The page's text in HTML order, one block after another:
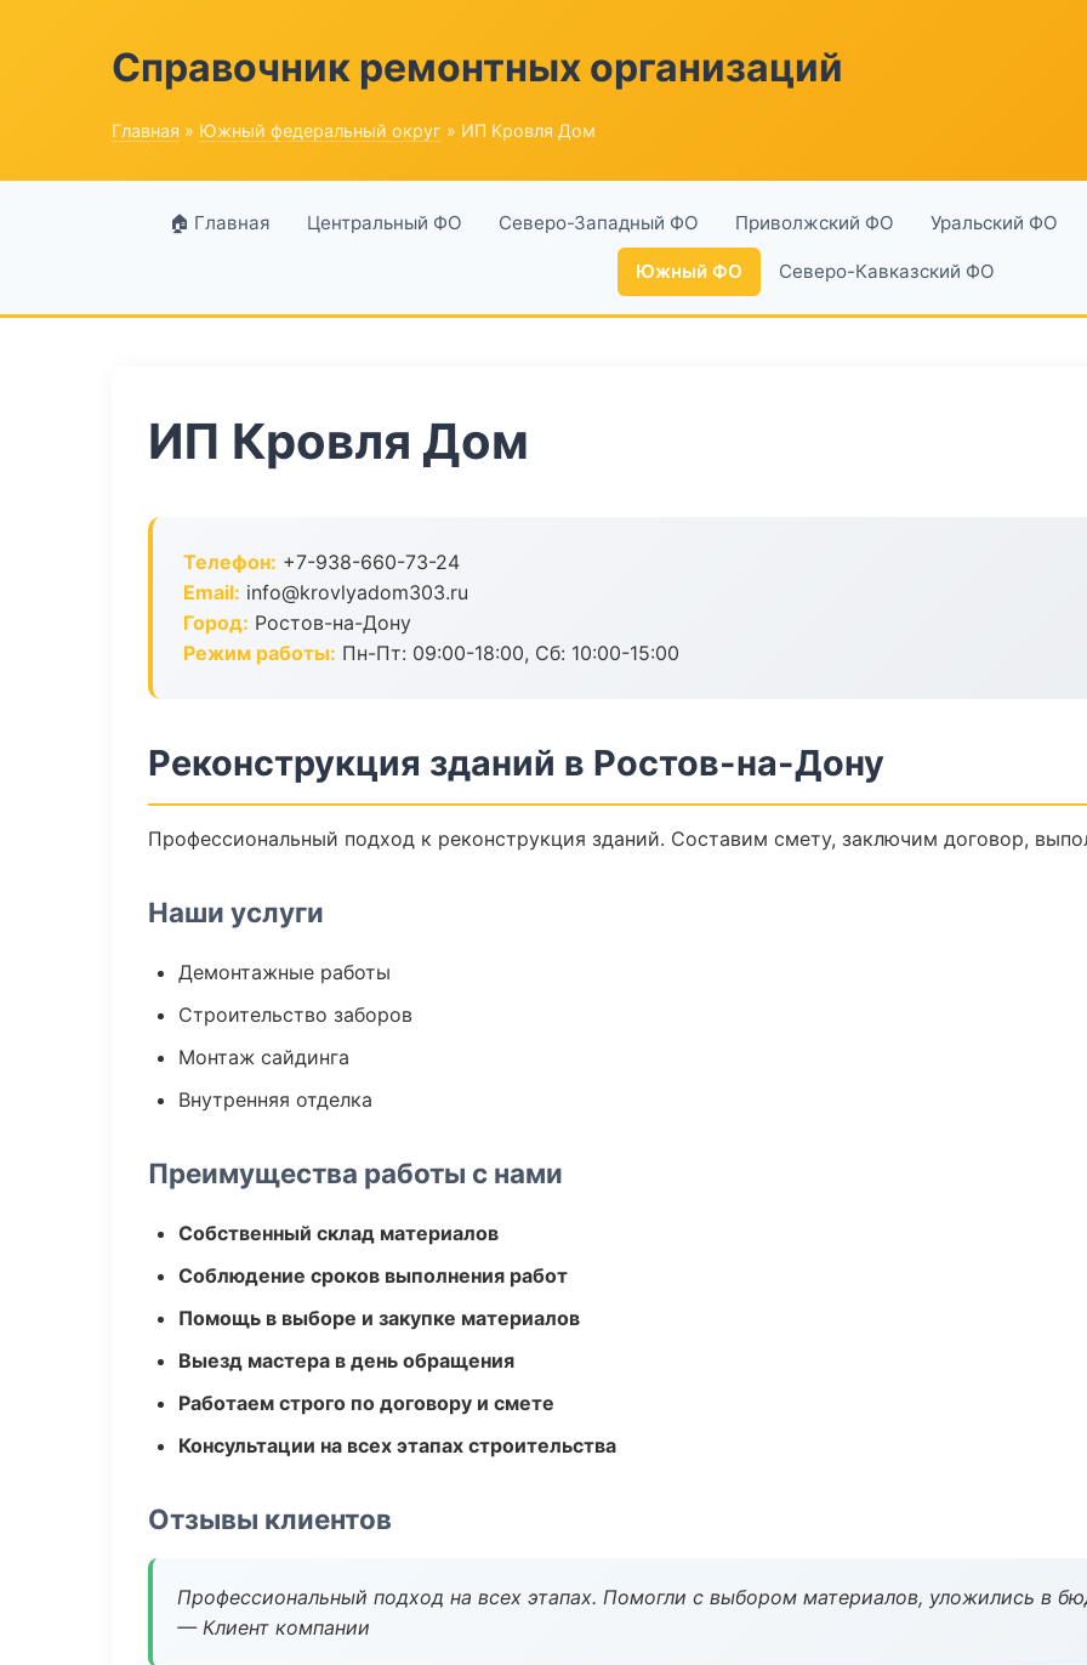
Справочник ремонтных организаций
Главная » Южный федеральный округ » ИП Кровля Дом
🏠 Главная Центральный ФО Северо-Западный ФО Приволжский ФО Уральский ФО
Южный ФО Северо-Кавказский ФО
ИП Кровля Дом
Телефон: +7-938-660-73-24
Email: info@krovlyadom303.ru
Город: Ростов-на-Дону
Режим работы: Пн-Пт: 09:00-18:00, Сб: 10:00-15:00
Реконструкция зданий в Ростов-на-Дону
Профессиональный подход к реконструкция зданий. Составим смету, заключим договор,
Наши услуги
Демонтажные работы
Строительство заборов
Монтаж сайдинга
Внутренняя отделка
Преимущества работы с нами
Собственный склад материалов
Соблюдение сроков выполнения работ
Помощь в выборе и закупке материалов
Выезд мастера в день обращения
Работаем строго по договору и смете
Консультации на всех этапах строительства
Отзывы клиентов
Профессиональный подход на всех этапах. Помогли с выбором материалов, уложились в
— Клиент компании